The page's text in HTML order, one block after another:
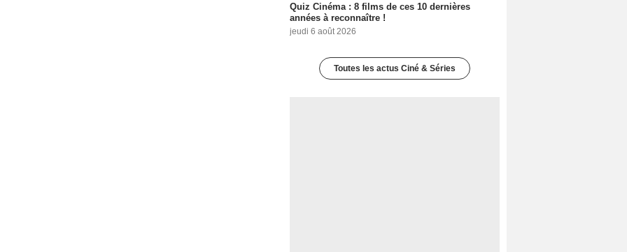
Quiz Cinéma : 8 films de ces 10 dernières
années à reconnaître !
jeudi 6 août 2026
Toutes les actus Ciné & Séries